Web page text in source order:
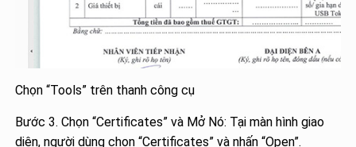
Chọn “Tools” trên thanh công cụ
Bước 3. Chọn “Certificates” và Mở Nó: Tại màn hình giao
diện, người dùng chọn “Certificates” và nhấn “Open”.